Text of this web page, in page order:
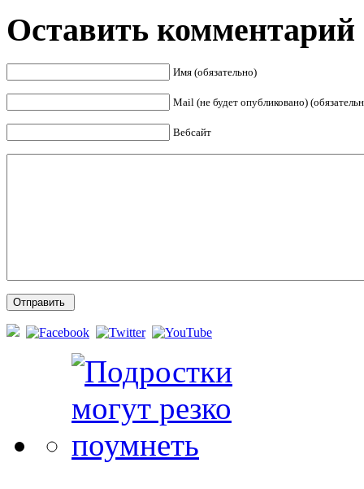
Оставить комментарий
Имя (обязательно)
Mail (не будет опубликовано)
Вебсайт